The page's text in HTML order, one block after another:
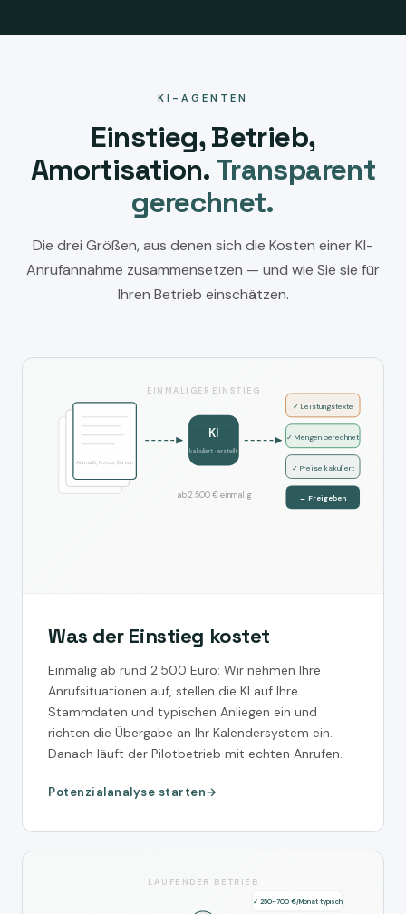
KI-AGENTEN
Einstieg, Betrieb,
Amortisation. Transparent
gerechnet.
Die drei Größen, aus denen sich die Kosten einer KI-
Anrufannahme zusammensetzen — und wie Sie sie für
Ihren Betrieb einschätzen.
EINMALIGER EINSTIEG
Aufmaß, Fotos, Daten
KI
kalkuliert · erstellt
✓ Leistungstexte
✓ Mengen berechnet
✓ Preise kalkuliert
→ Freigeben
ab 2.500 € einmalig
Was der Einstieg kostet
Einmalig ab rund 2.500 Euro: Wir nehmen Ihre
Anrufsituationen auf, stellen die KI auf Ihre
Stammdaten und typischen Anliegen ein und
richten die Übergabe an Ihr Kalendersystem ein.
Danach läuft der Pilotbetrieb mit echten Anrufen.
Potenzialanalyse starten
LAUFENDER BETRIEB
✓ 250–700 €/Monat typisch